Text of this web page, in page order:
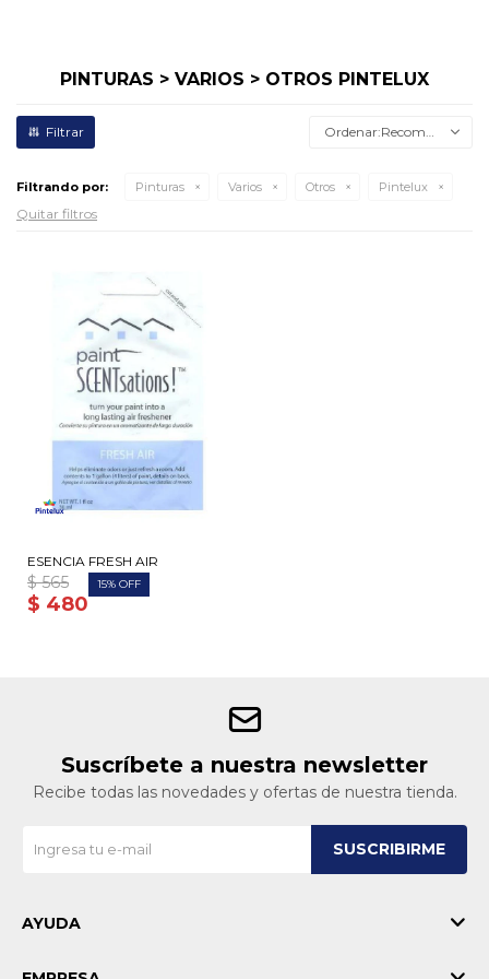
PINTURAS > VARIOS > OTROS PINTELUX
Recomendados
Filtrando por: Pinturas Varios Otros Pintelux
Quitar filtros
ESENCIA FRESH AIR
$ 480
$ 565 15
Suscríbete a nuestra newsletter
Recibe todas las novedades y ofertas de nuestra tienda.
SUSCRIBIRME
AYUDA